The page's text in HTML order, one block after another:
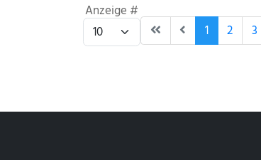
Limite der Paginierungsliste
Anzeige #
1
2 3